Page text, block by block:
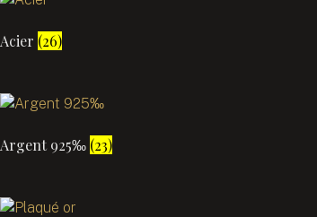
Acier (26)
Argent 925‰ (23)